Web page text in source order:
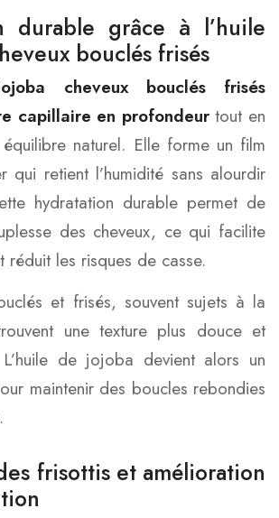
durable grâce à l’huile
bouclés frisés
cheveux bouclés frisés
capillaire en profondeurtout en
naturel. Elle forme un film
qui retient l’humidité sans alourdir
hydratation durable permet de
des cheveux, ce qui facilite
réduit les risques de casse.
et frisés, souvent sujets à la
une texture plus douce et
de jojoba devient alors un
maintenir des boucles rebondies
frisottis et amélioration